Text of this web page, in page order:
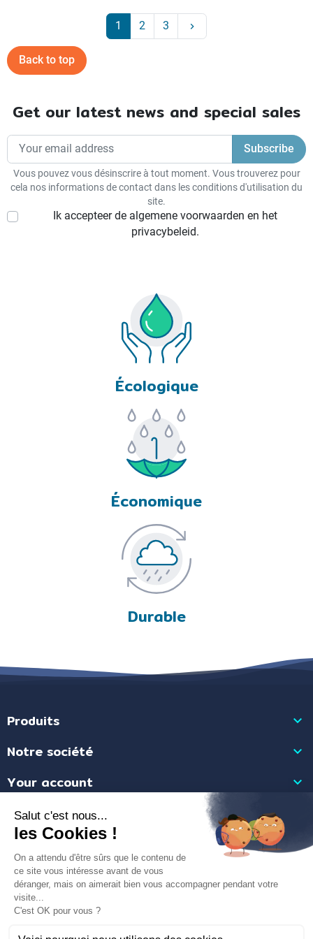
1 2 3 keyboard_arrow_right
Back to top
Get our latest news and special sales
Vous pouvez vous désinscrire à tout moment. Vous trouverez pour
cela nos informations de contact dans les conditions d'utilisation du
site.
Ik accepteer de algemene voorwaarden en het
privacybeleid.
Écologique
Économique
Durable
Produits 
Notre société 
Your account 
Store information
Merchant goedgekeurd door Gegarandeerde Beoordelingen Nederland
hier om het attest te tonen.